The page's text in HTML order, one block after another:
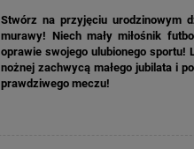
Stwórz na przyjęciu urodzinowym
murawy! Niech mały miłośnik
oprawie swojego ulubionego sportu!
nożnej zachwycą małego jubilata i
prawdziwego meczu!